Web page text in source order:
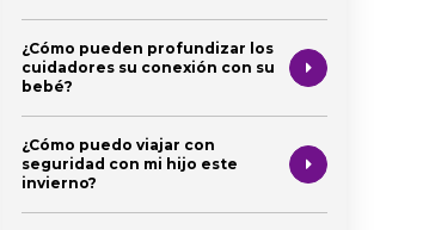
comerciales de first 5 california hablar
padres desarrollo cerebral
¿Cómo pueden profundizar los
cuidadores su conexión con su
bebé?
¿Cómo puedo viajar con
seguridad con mi hijo este
invierno?